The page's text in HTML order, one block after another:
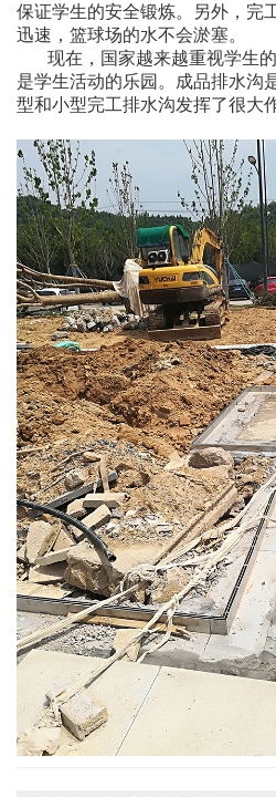
保证学生的安全锻炼。另外，完
迅速，篮球场的水不会淤塞。
现在，国家越来越重视学生
是学生活动的乐园。成品排水沟
型和小型完工排水沟发挥了很大